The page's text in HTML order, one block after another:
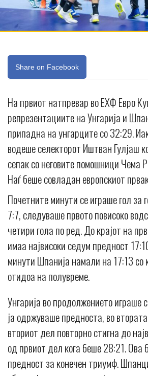
Share on Facebook
На првиот натпревар во ЕХФ Евро
репрезентациите на Унгарија и
припадна на унгарците со 32:29.
водеше селекторот Иштван Гулјаш
сепак со неговите помошници Чема
Наѓ беше совладан европскиот
Почетните минути се играше гол за
7:7, следуваше првото повисоко
четири гола по ред. До крајот на
имаа највисоки седум предност
минути Шпанија намали на 17:13 со
отидоа на полувреме.
Унгарија во продолжението играше
ја одржуваше предноста, во
вториот дел повторно стигна до
од првиот дел кога беше 28:21. Ова
предност за конечен триумф.